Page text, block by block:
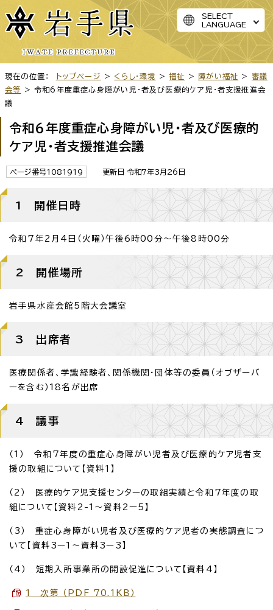
SELECT
LANGUAGE
現在の位置： トップページ > くらし・環境 >福祉 > 障がい福祉 > 審議
会等
> 令和6年度重症心身障がい児・者及び医療的ケア児・者支援推進会
議
令和6年度重症心身障がい児・者及び医療的
ケア児・者支援推進会議
ページ番号1081919 更新日 令和7年3月26日
1 開催日時
令和7年2月4日（火曜）午後6時00分～午後8時00分
2 開催場所
岩手県水産会館5階大会議室
3 出席者
医療関係者、学識経験者、関係機関・団体等の委員（オブザーバ
ーを含む）18名が出席
4 議事
（1） 令和7年度の重症心身障がい児者及び医療的ケア児者支
援の取組について【資料1】
（2） 医療的ケア児支援センターの取組実績と令和7年度の取
組について【資料2-1～資料2ー5】
（3） 重症心身障がい児者及び医療的ケア児者の実態調査につ
いて【資料3ー1～資料3ー3】
（4） 短期入所事業所の開設促進について【資料4】
1 次第 （PDF 70.1KB）